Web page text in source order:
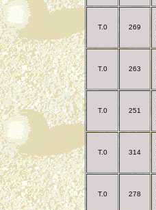
T.0 269
T.0 263
T.0 251
T.0 314
T.0 278